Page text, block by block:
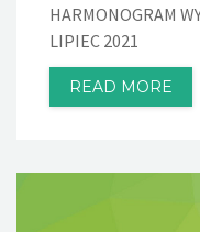
HARMONOGRAM
LIPIEC 2021
READ MORE